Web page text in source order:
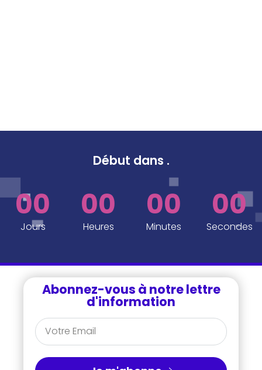
Début dans .
00
Jours
00
Heures
00
Minutes
00
Secondes
Abonnez-vous à notre lettre
d'information